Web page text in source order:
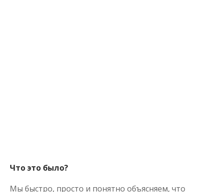
Что это было?
Мы быстро, просто и понятно объясняем, что